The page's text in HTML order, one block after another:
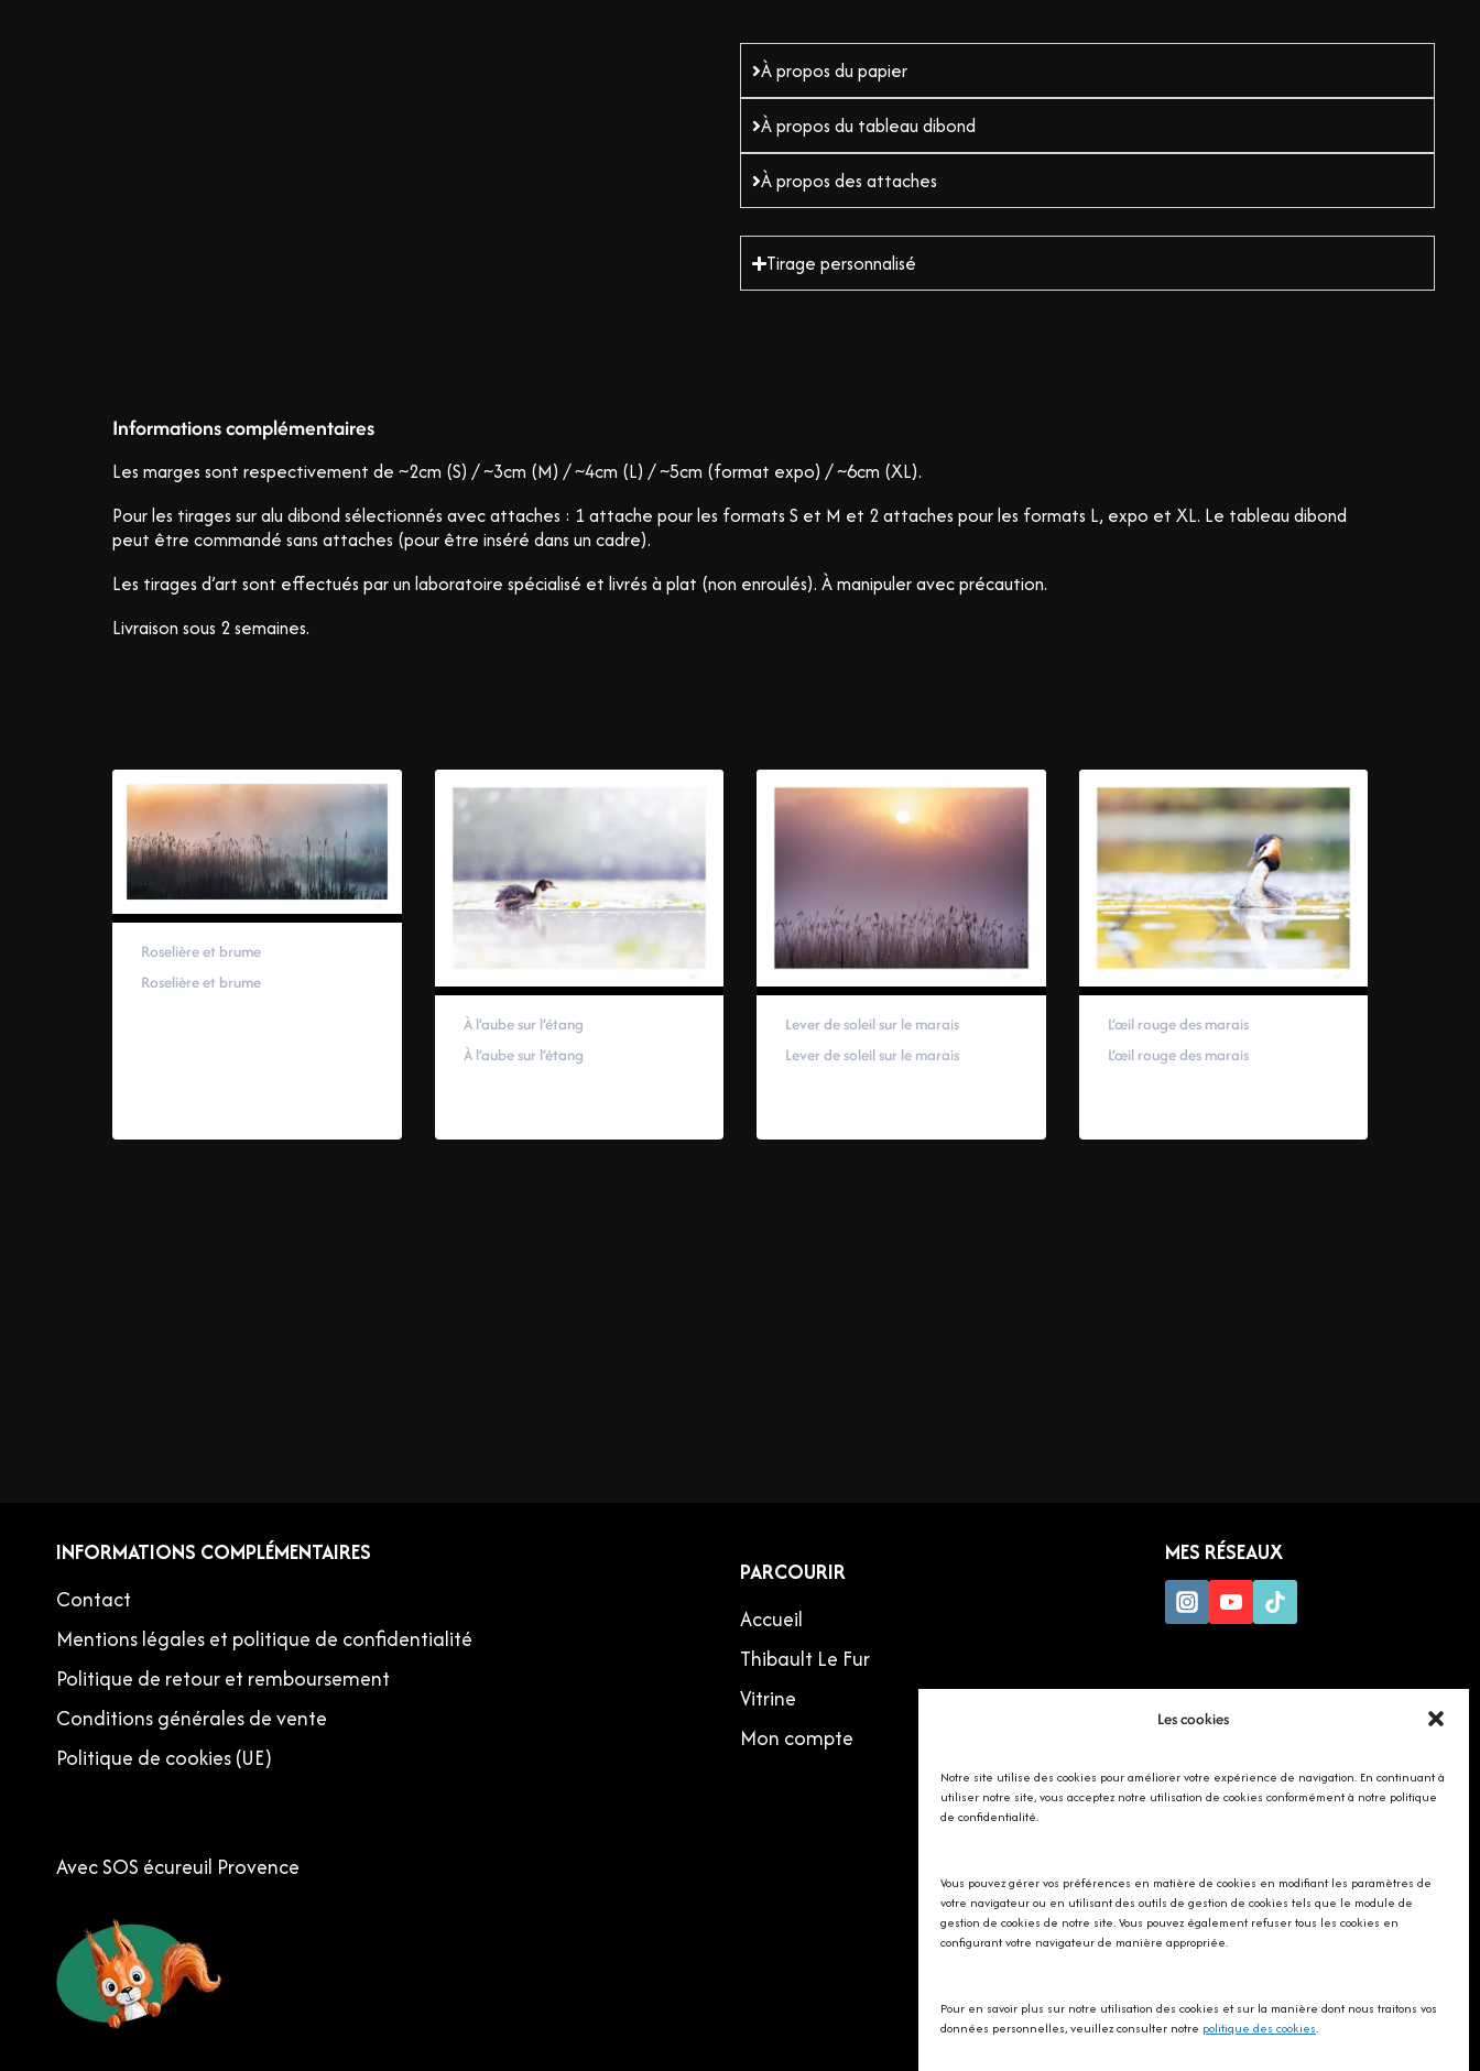
Les cookies
Notre site utilise des cookies pour améliorer votre expérience de navigation. En continuant à
utiliser notre site, vous acceptez notre utilisation de cookies conformément à notre politique
de confidentialité.
Vous pouvez gérer vos préférences en matière de cookies en modifiant les paramètres de
votre navigateur ou en utilisant des outils de gestion de cookies tels que le module de
gestion de cookies de notre site. Vous pouvez également refuser tous les cookies en
configurant votre navigateur de manière appropriée.
Pour en savoir plus sur notre utilisation des cookies et sur la manière dont nous traitons vos
données personnelles, veuillez consulter notre politique des cookies.
À propos du papier
À propos du tableau dibond
À propos des attaches
Tirage personnalisé
Informations complémentaires
Les marges sont respectivement de ~2cm (S) / ~3cm (M) / ~4cm (L) / ~5cm (format expo) / ~6cm (XL).
Pour les tirages sur alu dibond sélectionnés avec attaches : 1 attache pour les formats S et M et 2 attaches pour les formats L, expo et XL. Le tableau dibond
peut être commandé sans attaches (pour être inséré dans un cadre).
Les tirages d’art sont effectués par un laboratoire spécialisé et livrés à plat (non enroulés). À manipuler avec précaution.
Livraison sous 2 semaines.
Roselière et brume
Roselière et brume
À l’aube sur l’étang
À l’aube sur l’étang
Lever de soleil sur le marais
Lever de soleil sur le marais
L’œil rouge des marais
L’œil rouge des marais
INFORMATIONS COMPLÉMENTAIRES
Contact
Mentions légales et politique de confidentialité
Politique de retour et remboursement
Conditions générales de vente
Politique de cookies (UE)
PARCOURIR
Accueil
Thibault Le Fur
Vitrine
Mon compte
MES RÉSEAUX
Avec SOS écureuil Provence